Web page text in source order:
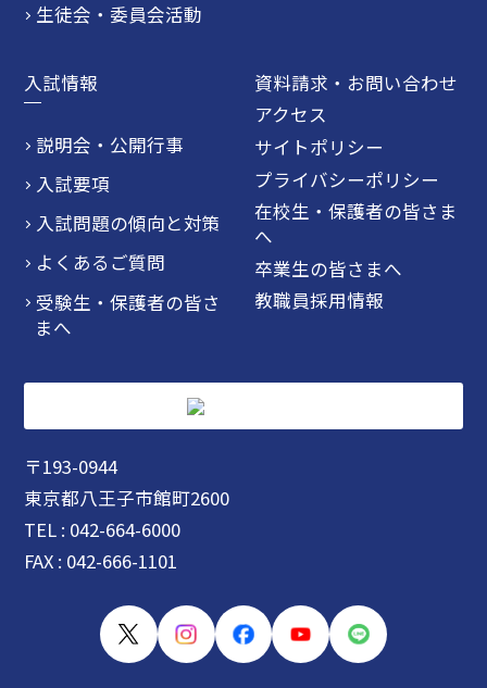
生徒会・委員会活動
入試情報
説明会・公開行事
入試要項
入試問題の傾向と対策
よくあるご質問
受験生・保護者の皆さ
まへ
資料請求・お問い合わせ
アクセス
サイトポリシー
プライバシーポリシー
在校生・保護者の皆さま
へ
卒業生の皆さまへ
教職員採用情報
〒193-0944
東京都八王子市館町2600
TEL : 042-664-6000
FAX : 042-666-1101